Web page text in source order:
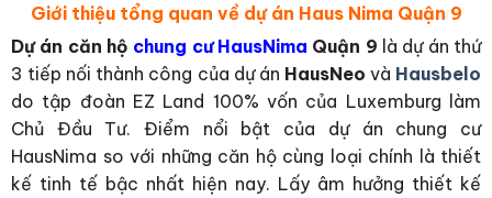
Giới thiệu tổng quan về dự án Haus Nima Quận 9
Dự án căn hộ chung cư HausNima Quận 9 là dự án thứ
3 tiếp nối thành công của dự án HausNeo và Hausbelo
do tập đoàn EZ Land 100% vốn của Luxemburg làm
Chủ Đầu Tư. Điểm nổi bật của dự án chung cư
HausNima so với những căn hộ cùng loại chính là thiết
kế tinh tế bậc nhất hiện nay. Lấy âm hưởng thiết kế